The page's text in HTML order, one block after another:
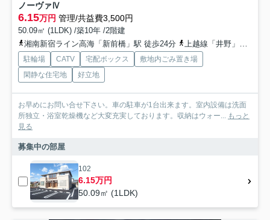
ノーヴァⅣ
6.15万円 管理/共益費3,500円
50.09㎡ (1LDK) /築10年 /2階建
湘南新宿ライン高海「新前橋」駅 徒歩24分
上越線「井野」駅 徒歩37分
駐輪場 CATV 宅配ボックス
敷地内ごみ置き場
閑静な住宅地
好立地
お早めにお問い合せ下さい。車の駐車が1台出来ます。室内設備は洗面
所独立・浴室乾燥機など大変充実しております。収納はウォー... もっと
見る
募集中の部屋
102
6.15万円
50.09㎡ (1LDK)